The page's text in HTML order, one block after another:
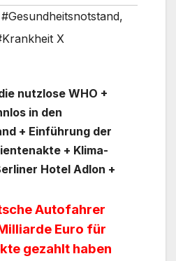
#Gesundheitsnotstand,
X
nutzlose WHO +
in den
+ Einführung der
+ Klima-
Hotel Adlon +
Autofahrer
Euro für
gezahlt haben